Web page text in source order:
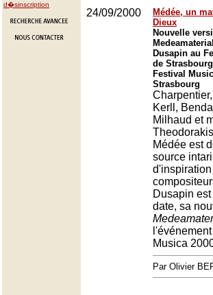
d�sinscription
24/09/2000
Médée, un
Dieux
Nouvelle
Dusapin au
de Strasbourg
Festival
Strasbourg
Kerll,
Milhaud et
Médée est
source
Dusapin
date, sa
Musica
Par Olivier